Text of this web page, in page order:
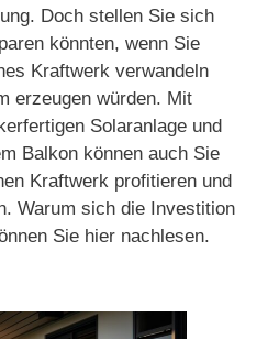
Doch stellen Sie sich
könnten, wenn Sie
Kraftwerk verwandeln
erzeugen würden. Mit
Solaranlage und
Balkon können auch Sie
Kraftwerk profitieren und
Warum sich die Investition
Sie hier nachlesen.